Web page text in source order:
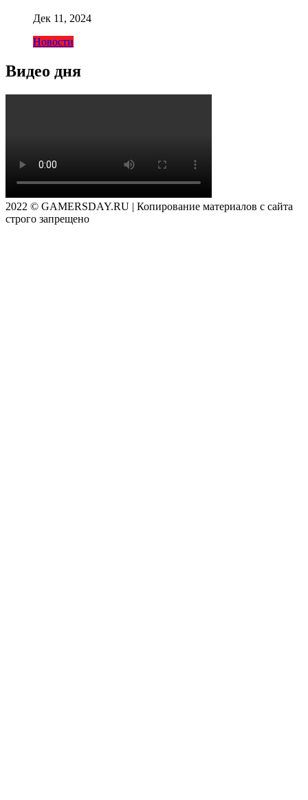
Дек 11, 2024
Новости
Видео дня
2022 © GAMERSDAY.RU | Копирование материалов с сайта
строго запрещено